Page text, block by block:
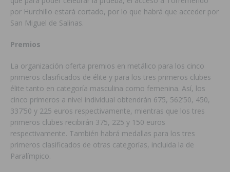
por Hurchillo estará cortado, por lo que habrá que acceder por
San Miguel de Salinas.
Premios
La organización oferta premios en metálico para los cinco
primeros clasificados de élite y para los tres primeros clubes
élite tanto en categoría masculina como femenina. Así, los
cinco primeros a nivel individual obtendrán 675, 562’50, 450,
337’50 y 225 euros respectivamente, mientras que los tres
primeros clubes recibirán 375, 225 y 150 euros
respectivamente. También habrá medallas para los tres
primeros clasificados de otras categorías, incluida la de
Paralímpico.